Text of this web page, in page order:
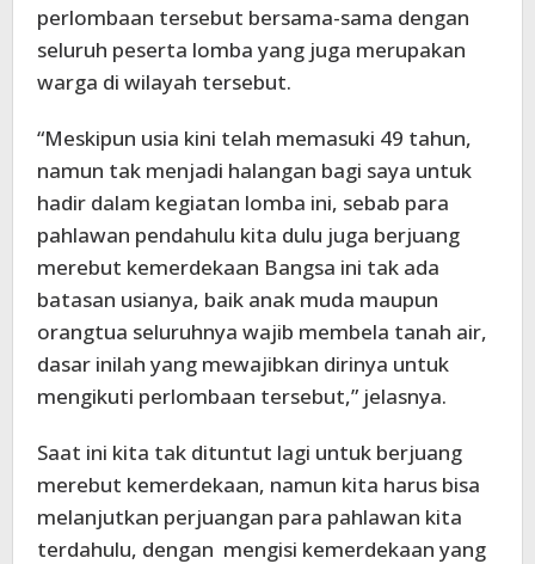
perlombaan tersebut bersama-sama dengan
seluruh peserta lomba yang juga merupakan
warga di wilayah tersebut.
“Meskipun usia kini telah memasuki 49 tahun,
namun tak menjadi halangan bagi saya untuk
hadir dalam kegiatan lomba ini, sebab para
pahlawan pendahulu kita dulu juga berjuang
merebut kemerdekaan Bangsa ini tak ada
batasan usianya, baik anak muda maupun
orangtua seluruhnya wajib membela tanah air,
dasar inilah yang mewajibkan dirinya untuk
mengikuti perlombaan tersebut,” jelasnya.
Saat ini kita tak dituntut lagi untuk berjuang
merebut kemerdekaan, namun kita harus bisa
melanjutkan perjuangan para pahlawan kita
terdahulu, dengan mengisi kemerdekaan yang